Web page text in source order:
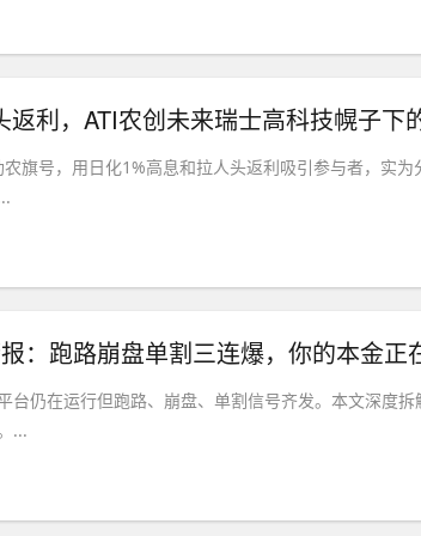
返利，ATI农创未来瑞士高科技幌子下
旗号，用日化1%高息和拉人头返利吸引参与者，实
：跑路崩盘单割三连爆，你的本金正
台仍在运行但跑路、崩盘、单割信号齐发。本文深度
...